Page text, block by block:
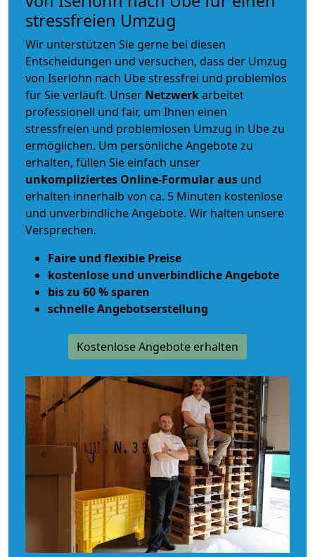
stressfreien Umzug
Wir unterstützen Sie gerne bei diesen
Entscheidungen und versuchen, dass der Umzug
von Iserlohn nach Ube stressfrei und problemlos
für Sie verläuft. Unser Netzwerkarbeitet
professionell und fair, um Ihnen einen
stressfreien und problemlosen Umzug in Ube zu
ermöglichen. Um persönliche Angebote zu
erhalten, füllen Sie einfach unser
unkompliziertes Online-Formular aus und
erhalten innerhalb von ca. 5 Minuten kostenlose
und unverbindliche Angebote. Wir halten unsere
Versprechen.
Faire und flexible Preise
kostenlose und unverbindliche Angebote
bis zu 60 % sparen
schnelle Angebotserstellung
Kostenlose Angebote erhalten